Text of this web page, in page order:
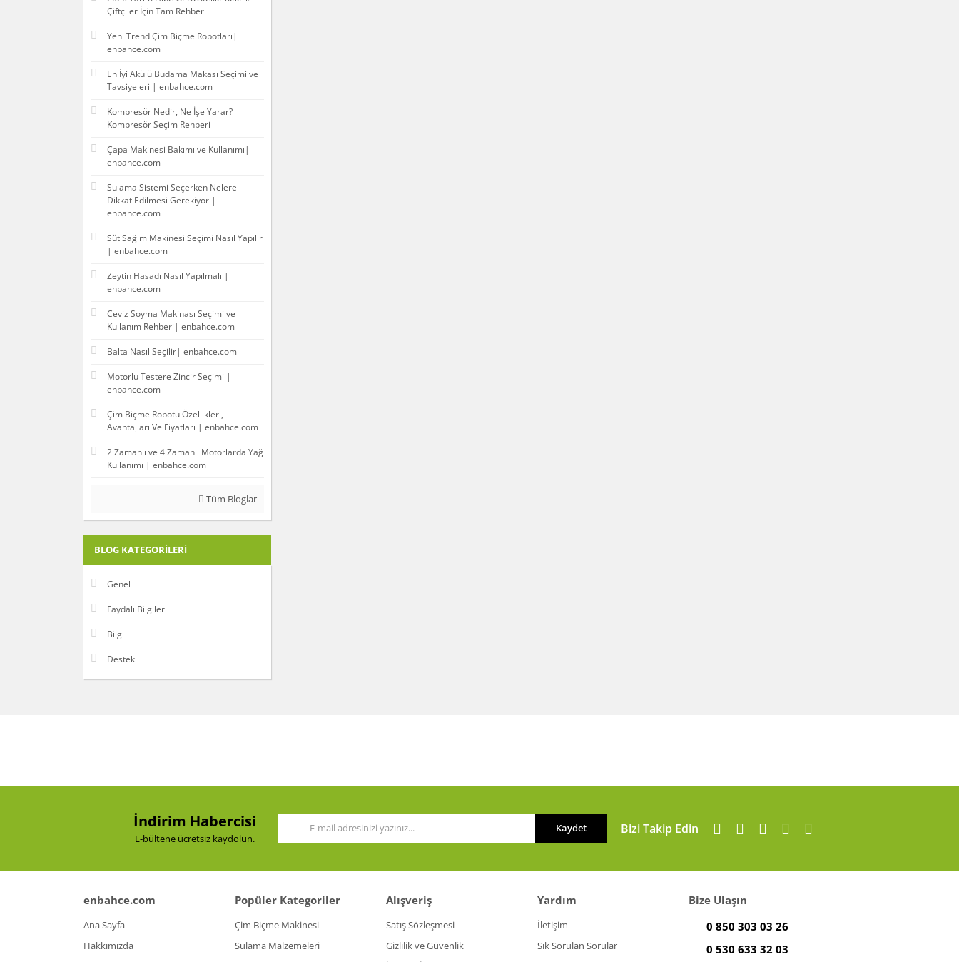
Novital (1)
Poelsan (376)
Proter (4)
Pubert (1)
Rain Bird (52)
Rico (4)
Samurai (1)
Senkron (2)
Sezer (25)
Solax (12)
Varan (1)
Yağmur (1)
Çiftçiler İçin Tam Rehber
Yeni Trend Çim Biçme Robotları|
enbahce.com
En İyi Akülü Budama Makası Seçimi ve
Tavsiyeleri | enbahce.com
Kompresör Nedir, Ne İşe Yarar?
Kompresör Seçim Rehberi
Çapa Makinesi Bakımı ve Kullanımı|
enbahce.com
Sulama Sistemi Seçerken Nelere
Dikkat Edilmesi Gerekiyor |
enbahce.com
Süt Sağım Makinesi Seçimi Nasıl Yapılır
| enbahce.com
Zeytin Hasadı Nasıl Yapılmalı |
enbahce.com
Ceviz Soyma Makinası Seçimi ve
Kullanım Rehberi| enbahce.com
Balta Nasıl Seçilir| enbahce.com
Motorlu Testere Zincir Seçimi |
enbahce.com
Çim Biçme Robotu Özellikleri,
Avantajları Ve Fiyatları | enbahce.com
2 Zamanlı ve 4 Zamanlı Motorlarda Yağ
Kullanımı | enbahce.com
Tüm Bloglar
BLOG KATEGORILERI
Genel
Faydalı Bilgiler
Bilgi
Destek
İndirim Habercisi
E-bültene ücretsiz kaydolun.
Kaydet Bizi Takip Edin
enbahce.com
Ana Sayfa
Hakkımızda
Popüler Kategoriler
Çim Biçme Makinesi
Sulama Malzemeleri
Alışveriş
Satış Sözleşmesi
Gizlilik ve Güvenlik
Yardım
İletişim
Sık Sorulan Sorular
Bize Ulaşın
0 850 303 03 26
0 530 633 32 03